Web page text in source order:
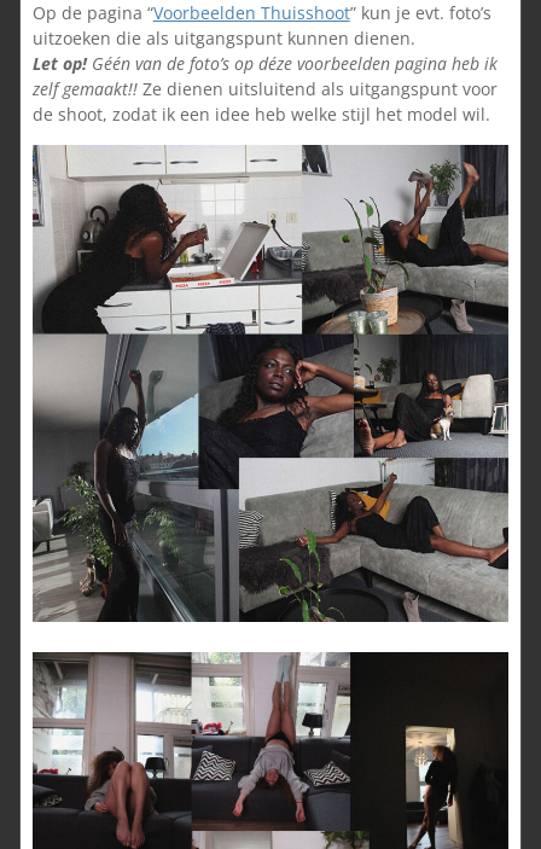
Op de pagina “Voorbeelden Thuisshoot” kun je evt. foto’s
uitzoeken die als uitgangspunt kunnen dienen.
Let op!Géén van de foto’s op déze voorbeelden pagina heb ik
zelf gemaakt!!Ze dienen uitsluitend als uitgangspunt voor
de shoot, zodat ik een idee heb welke stijl het model wil.